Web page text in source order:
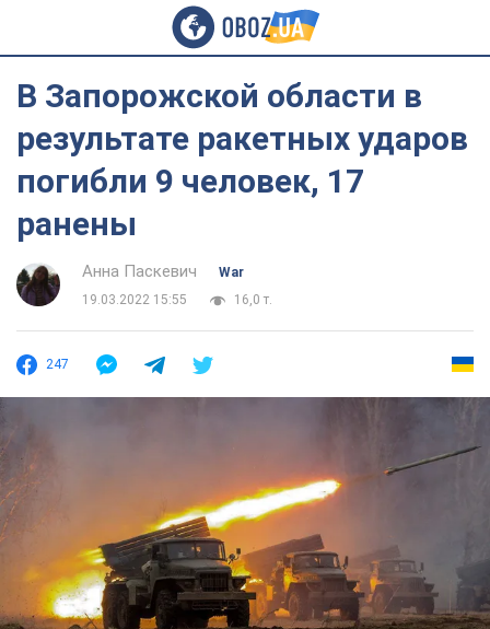
В Запорожской области в
результате ракетных ударов
погибли 9 человек, 17
ранены
Анна Паскевич
War
19.03.2022 15:55
16,0 т.
247